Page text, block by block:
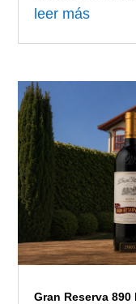
leer más
Gran Reserva